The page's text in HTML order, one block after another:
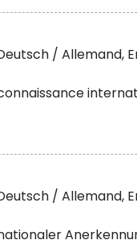
/ Allemand,
/ Allemand,